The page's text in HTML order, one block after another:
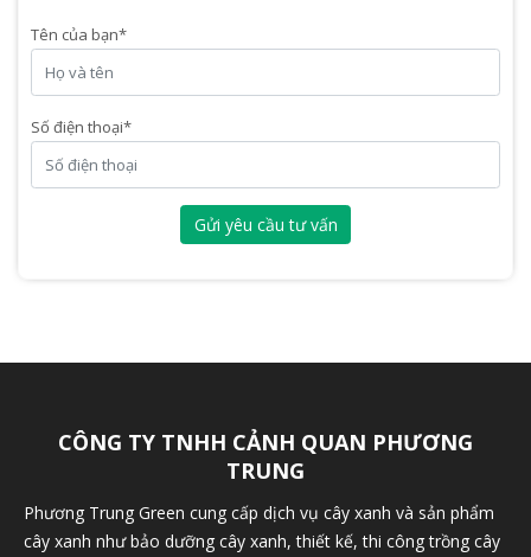
Tên của bạn*
Số điện thoại*
Gửi yêu cầu tư vấn
CÔNG TY TNHH CẢNH QUAN PHƯƠNG
TRUNG
Phương Trung Green cung cấp dịch vụ cây xanh và sản phẩm
cây xanh như bảo dưỡng cây xanh, thiết kế, thi công trồng cây